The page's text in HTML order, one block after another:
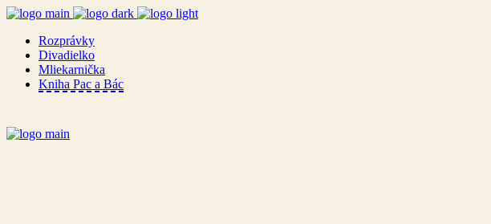
Rozprávky
Divadielko
Mliekarnička
Kniha Pac a Bác